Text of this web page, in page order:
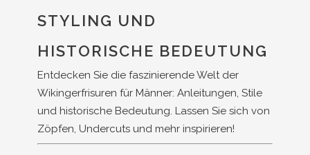
STYLING UND
HISTORISCHE BEDEUTUNG
Entdecken Sie die faszinierende Welt der
Wikingerfrisuren für Männer: Anleitungen, Stile
und historische Bedeutung. Lassen Sie sich von
Zöpfen, Undercuts und mehr inspirieren!